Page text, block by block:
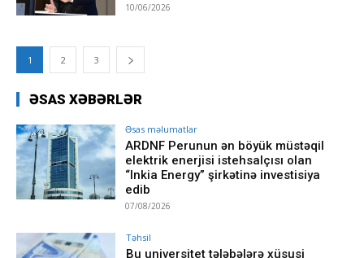
10/06/2026
1 2 3
ƏSAS XƏBƏRLƏR
Əsas məlumatlar
ARDNF Perunun ən böyük müstəqil
elektrik enerjisi istehsalçısı olan
“Inkia Energy” şirkətinə investisiya
edib
07/08/2026
Təhsil
Bu universitet tələbələrə xüsusi